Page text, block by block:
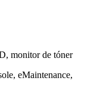
monitor de tóner
eMaintenance,